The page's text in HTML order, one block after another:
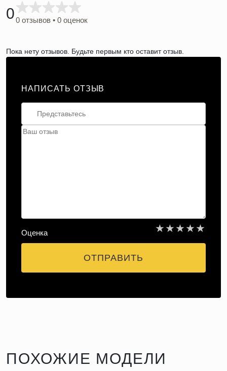
00 отзывов • 0 оценок
Пока нету отзывов. Будьте первым кто оставит отзыв.
НАПИСАТЬ ОТЗЫВ
Оценка ★
★
★
★
★
ОТПРАВИТЬ
ПОХОЖИЕ МОДЕЛИ